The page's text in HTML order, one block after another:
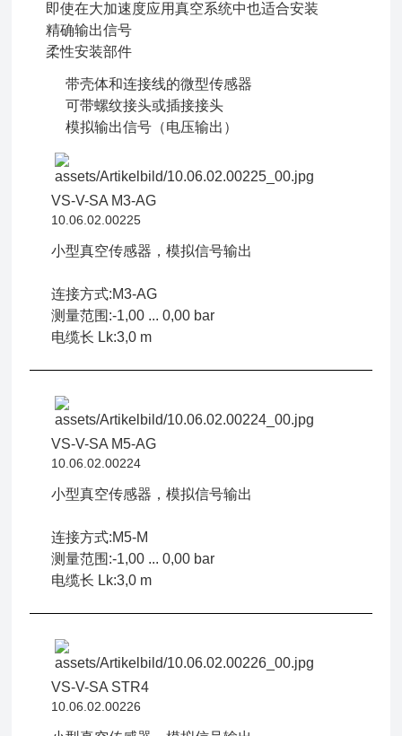
即使在大加速度应用真空系统中也适合安装
精确输出信号
柔性安装部件
带壳体和连接线的微型传感器
可带螺纹接头或插接接头
模拟输出信号（电压输出）
VS-V-SA M3-AG
10.06.02.00225
小型真空传感器，模拟信号输出
连接方式:M3-AG
测量范围:-1,00 ... 0,00 bar
电缆长 Lk:3,0 m
VS-V-SA M5-AG
10.06.02.00224
小型真空传感器，模拟信号输出
连接方式:M5-M
测量范围:-1,00 ... 0,00 bar
电缆长 Lk:3,0 m
VS-V-SA STR4
10.06.02.00226